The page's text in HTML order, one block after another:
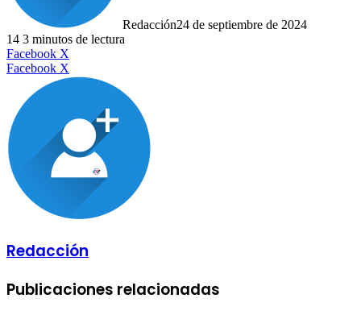
Redacción24 de septiembre de 2024
14 3 minutos de lectura
Facebook X
Facebook X
por
electrónico
Redacción
Publicaciones relacionadas